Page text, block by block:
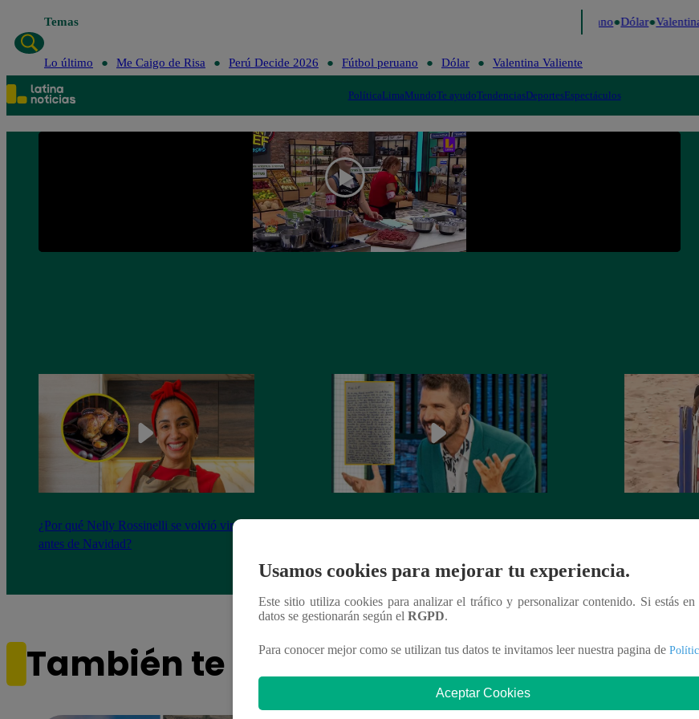
Temas Fútbol peruano Dólar
Lo último Me Caigo de Risa Perú Decide 2026 Fútbol peruano Dólar Valentina Valiente
PolíticaLimaMundoTe ayudoTendenciasDeportesEspectáculos
¿Por qué Nelly Rossinelli se volvió viral
antes de Navidad?
También te puede interesar
Usamos cookies para mejorar tu experiencia.
Este sitio utiliza cookies para analizar el tráfico y personalizar contenido. Si estás
datos se gestionarán según el RGPD.
Para conocer mejor como se utilizan tus datos te invitamos leer nuestra pagina de
Aceptar Cookies